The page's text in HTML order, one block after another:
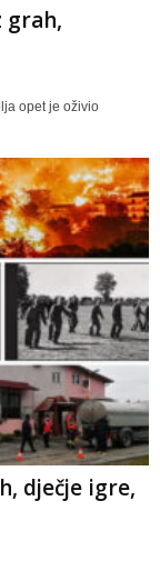
grah,
opet je oživio
dječje igre,